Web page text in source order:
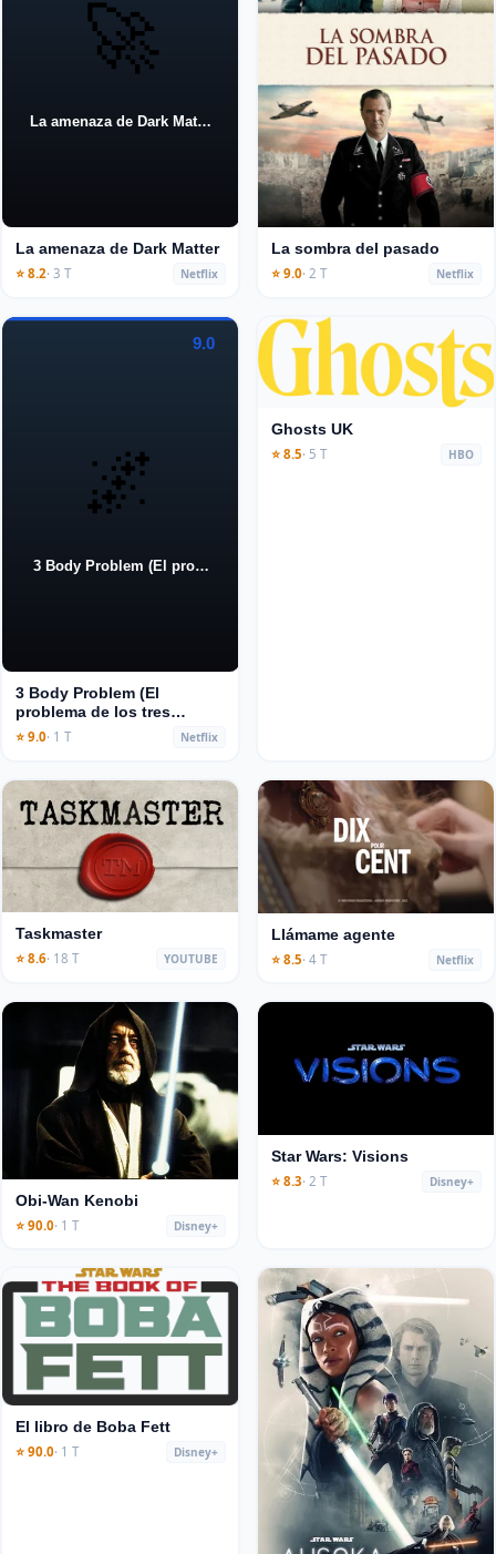
🚀
La amenaza de Dark Mat…
La amenaza de Dark Matter
⭐ 8.2· 3 T Netflix
La sombra del pasado
⭐ 9.0· 2 T Netflix
🌌
3 Body Problem (El pro…
9.0
3 Body Problem (El
problema de los tres
cuerpos)
⭐ 9.0· 1 T Netflix
Ghosts UK
⭐ 8.5· 5 T HBO
Taskmaster
⭐ 8.6· 18 T YOUTUBE
Llámame agente
⭐ 8.5· 4 T Netflix
Obi-Wan Kenobi
⭐ 90.0· 1 T Disney+
Star Wars: Visions
⭐ 8.3· 2 T Disney+
El libro de Boba Fett
⭐ 90.0· 1 T Disney+